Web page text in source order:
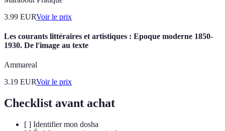
3.99 EURVoir le prix
Les courants littéraires et artistiques : Epoque moderne 1850-
1930. De l'image au texte
Ammareal
3.19 EURVoir le prix
Checklist avant achat
[ ] Identifier mon dosha